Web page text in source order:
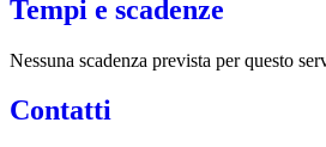
Tempi e scadenze
Nessuna scadenza prevista per questo
Contatti